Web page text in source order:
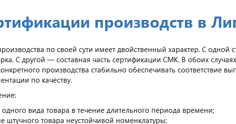
производств в
по своей сути имеет двойственный характер. С одной
С другой — составная часть сертификации СМК. В обоих случаях
производства стабильно обеспечивать соответствие
по качеству.
вида товара в течение длительного периода времени;
штучного товара неустойчивой номенклатуры;